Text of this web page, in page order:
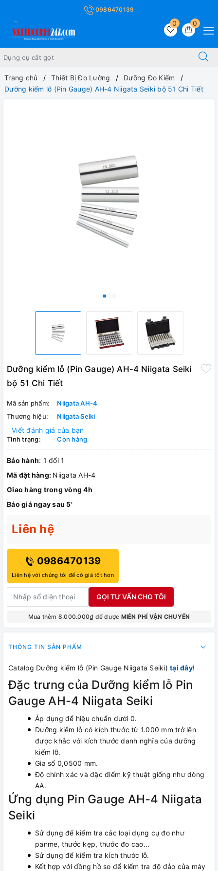
0986470139
0
0
Trang chủ Thiết Bị Đo Lường
Dưỡng Đo Kiểm
Dưỡng kiểm lỗ (Pin Gauge) AH-4 Niigata Seiki bộ 51 Chi Tiết
Dưỡng kiểm lỗ (Pin Gauge) AH-4 Niigata Seiki
bộ 51 Chi Tiết
Mã sản phẩm:
Niigata AH-4
Thương hiệu:
Niigata Seiki
Viết đánh giá của bạn
Tình trạng: Còn hàng
Bảo hành: 1 đổi 1
Mã đặt hàng: Niigata AH-4
Giao hàng trong vòng 4h
Báo giá ngay sau 5'
Liên hệ
0986470139
Liên hệ với chúng tôi để có giá tốt hơn
GỌI TƯ VẤN CHO TÔI
Mua thêm 8.000.000₫ để được MIỄN PHÍ VẬN CHUYỂN
THÔNG TIN SẢN PHẨM
Catalog Dưỡng kiểm lỗ (Pin Gauge Niigata Seiki) tại đây!
Đặc trưng của Dưỡng kiểm lỗ Pin
Gauge AH-4 Niigata Seiki
Áp dụng để hiệu chuẩn dưới 0.
Dưỡng kiểm lỗ có kích thước từ 1.000 mm trở lên
được khắc với kích thước danh nghĩa của dưỡng
kiểm lỗ.
Gia số 0,0500 mm.
Độ chính xác và đặc điểm kỹ thuật giống như dòng
AA.
Ứng dụng Pin Gauge AH-4 Niigata
Seiki
Sử dụng để kiểm tra các loại dụng cụ đo như
panme, thước kẹp, thước đo cao...
Sử dụng để kiểm tra kích thước lỗ.
Kết hợp với đồng hồ so để kiểm tra độ đảo của máy